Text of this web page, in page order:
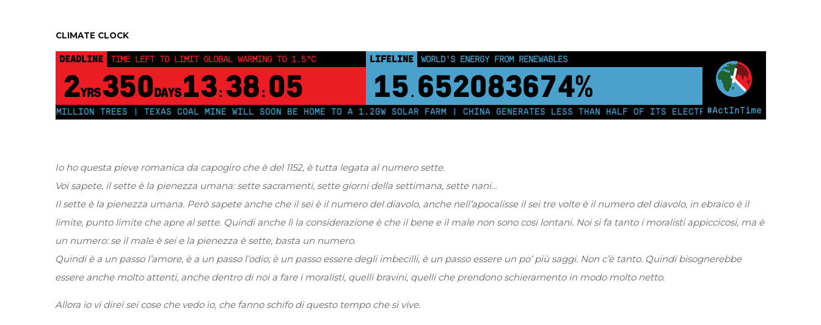
CLIMATE CLOCK
#ActInTime
DEADLINE TIME LEFT TO LIMIT GLOBAL WARMING TO 1.5°C
2YRS350DAYS 13: 38 : 04
LIFELINE LAND PROTECTED BY INDIGENOUS PEOPLE
43,500,000km²
250 MILLION TREES | TEXAS COAL MINE WILL SOON BE HOME TO A 1.2GW SOLAR FARM | CHINA GENERATES LESS THAN HALF OF ITS ELECTRICITY FROM COAL FOR
Io ho questa pieve romanica da capogiro che è del 1152, è tutta legata al numero sette.
Voi sapete, il sette è la pienezza umana: sette sacramenti, sette giorni della settimana, sette nani…
Il sette è la pienezza umana. Però sapete anche che il sei è il numero del diavolo, anche nell’apocalisse il sei tre volte è il numero del diavolo, in ebraico è il
limite, punto limite che apre al sette. Quindi anche lì la considerazione è che il bene e il male non sono così lontani. Noi si fa tanto i moralisti appiccicosi, ma è
un numero: se il male è sei e la pienezza è sette, basta un numero.
Quindi è a un passo l’amore, è a un passo l’odio; è un passo essere degli imbecilli, è un passo essere un po’ più saggi. Non c’è tanto. Quindi bisognerebbe
essere anche molto attenti, anche dentro di noi a fare i moralisti, quelli bravini, quelli che prendono schieramento in modo molto netto.
Allora io vi direi sei cose che vedo io, che fanno schifo di questo tempo che si vive.